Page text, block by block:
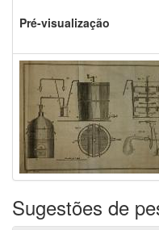
Pré-visualização
Sugestões de